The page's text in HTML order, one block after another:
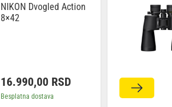
NIKON Dvogled Action
8×42
16.990,00 RSD
Besplatna dostava